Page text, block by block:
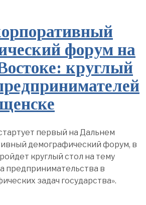
форум на
круглый
первый на Дальнем
демографический форум, в
круглый стол на тему
предпринимательства в
задач государства».